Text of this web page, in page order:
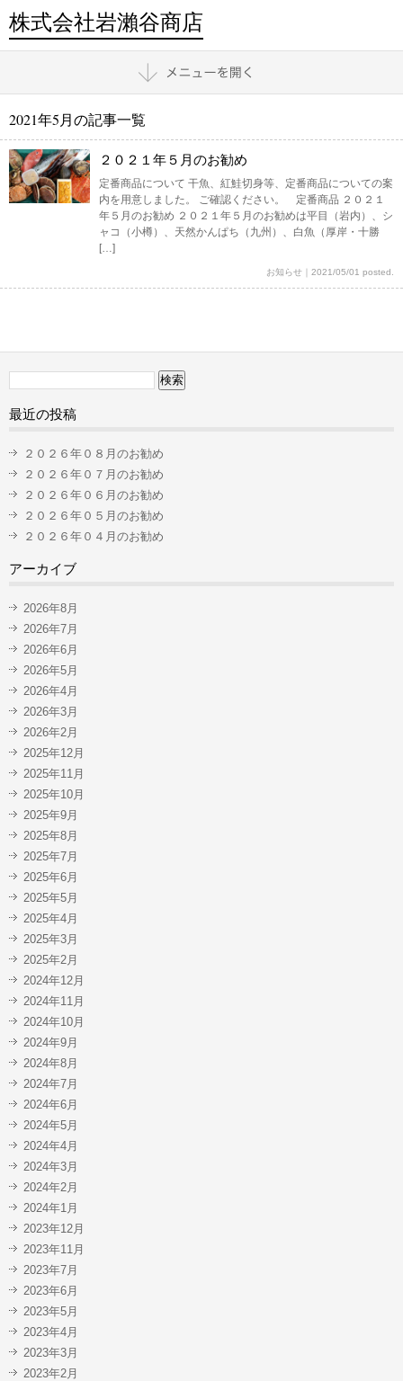
株式会社岩瀨谷商店
2021年5月の記事一覧
２０２１年５月のお勧め
定番商品について 干魚、紅鮭切身等、定番商品についての案
内を用意しました。 ご確認ください。 定番商品 ２０２１
年５月のお勧め ２０２１年５月のお勧めは平目（岩内）、シ
ャコ（小樽）、天然かんぱち（九州）、白魚（厚岸・十勝
[…]
お知らせ 2021/05/01 posted.
最近の投稿
２０２６年０８月のお勧め
２０２６年０７月のお勧め
２０２６年０６月のお勧め
２０２６年０５月のお勧め
２０２６年０４月のお勧め
アーカイブ
2026年8月
2026年7月
2026年6月
2026年5月
2026年4月
2026年3月
2026年2月
2025年12月
2025年11月
2025年10月
2025年9月
2025年8月
2025年7月
2025年6月
2025年5月
2025年4月
2025年3月
2025年2月
2024年12月
2024年11月
2024年10月
2024年9月
2024年8月
2024年7月
2024年6月
2024年5月
2024年4月
2024年3月
2024年2月
2024年1月
2023年12月
2023年11月
2023年7月
2023年6月
2023年5月
2023年4月
2023年3月
2023年2月